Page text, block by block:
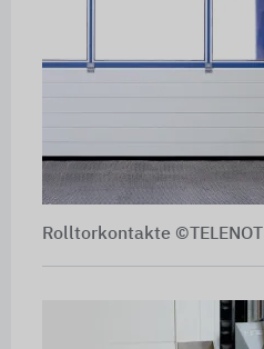
Rolltorkontakte ©TELENOT